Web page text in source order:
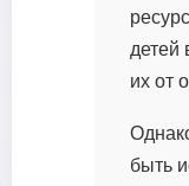
детей
их от
быть